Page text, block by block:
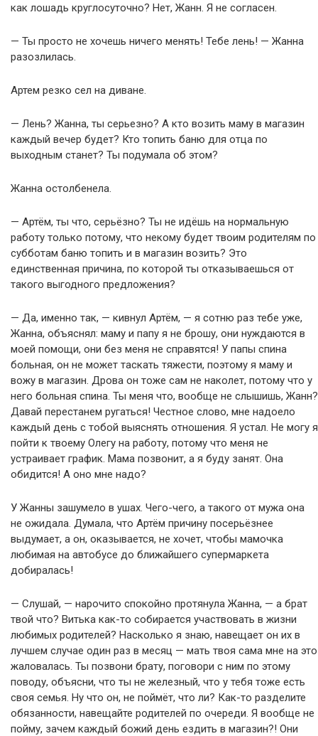
как лошадь круглосуточно? Нет, Жанн. Я не согласен.
— Ты просто не хочешь ничего менять! Тебе лень! — Жанна
разозлилась.
Артем резко сел на диване.
— Лень? Жанна, ты серьезно? А кто возить маму в магазин
каждый вечер будет? Кто топить баню для отца по
выходным станет? Ты подумала об этом?
Жанна остолбенела.
— Артём, ты что, серьёзно? Ты не идёшь на нормальную
работу только потому, что некому будет твоим родителям по
субботам баню топить и в магазин возить? Это
единственная причина, по которой ты отказываешься от
такого выгодного предложения?
— Да, именно так, — кивнул Артём, — я сотню раз тебе уже,
Жанна, объяснял: маму и папу я не брошу, они нуждаются в
моей помощи, они без меня не справятся! У папы спина
больная, он не может таскать тяжести, поэтому я маму и
вожу в магазин. Дрова он тоже сам не наколет, потому что у
него больная спина. Ты меня что, вообще не слышишь, Жанн?
Давай перестанем ругаться! Честное слово, мне надоело
каждый день с тобой выяснять отношения. Я устал. Не могу я
пойти к твоему Олегу на работу, потому что меня не
устраивает график. Мама позвонит, а я буду занят. Она
обидится! А оно мне надо?
У Жанны зашумело в ушах. Чего-чего, а такого от мужа она
не ожидала. Думала, что Артём причину посерьёзнее
выдумает, а он, оказывается, не хочет, чтобы мамочка
любимая на автобусе до ближайшего супермаркета
добиралась!
— Слушай, — нарочито спокойно протянула Жанна, — а брат
твой что? Витька как-то собирается участвовать в жизни
любимых родителей? Насколько я знаю, навещает он их в
лучшем случае один раз в месяц — мать твоя сама мне на это
жаловалась. Ты позвони брату, поговори с ним по этому
поводу, объясни, что ты не железный, что у тебя тоже есть
своя семья. Ну что он, не поймёт, что ли? Как-то разделите
обязанности, навещайте родителей по очереди. Я вообще не
пойму, зачем каждый божий день ездить в магазин?! Они